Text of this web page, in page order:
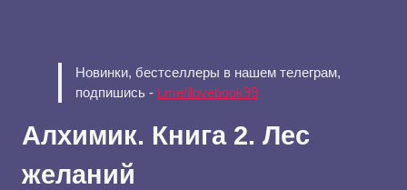
Новинки, бестселлеры в нашем телеграм,
подпишись - t.me/ilovebook99
Алхимик. Книга 2. Лес
желаний